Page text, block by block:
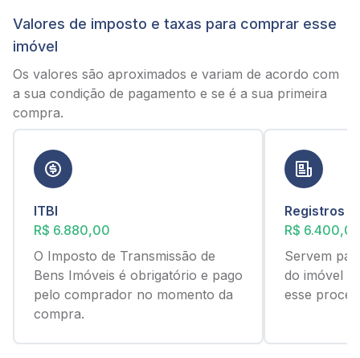
Valores de imposto e taxas para comprar esse
imóvel
Os valores são aproximados e variam de acordo com
a sua condição de pagamento e se é a sua primeira
compra.
ITBI
R$ 6.880,00
O Imposto de Transmissão de
Bens Imóveis é obrigatório e pago
pelo comprador no momento da
compra.
Registros
R$
Servem
do imóvel
esse